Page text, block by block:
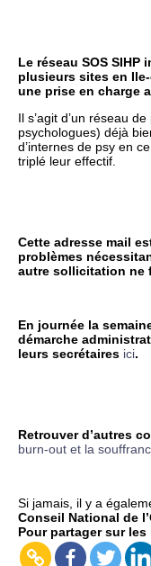
Le réseau SOS
plusieurs sites en
une prise en charge
Il s’agit d’un réseau
psychologues) déjà
d’internes de psy en
triplé leur effectif.
Cette adresse mail
problèmes
autre sollicitation ne
En journée la
démarche
leurs secrétaires ici.
Retrouver d’autres
burn-out et la
Si jamais, il y a
Conseil National de
Pour partager sur